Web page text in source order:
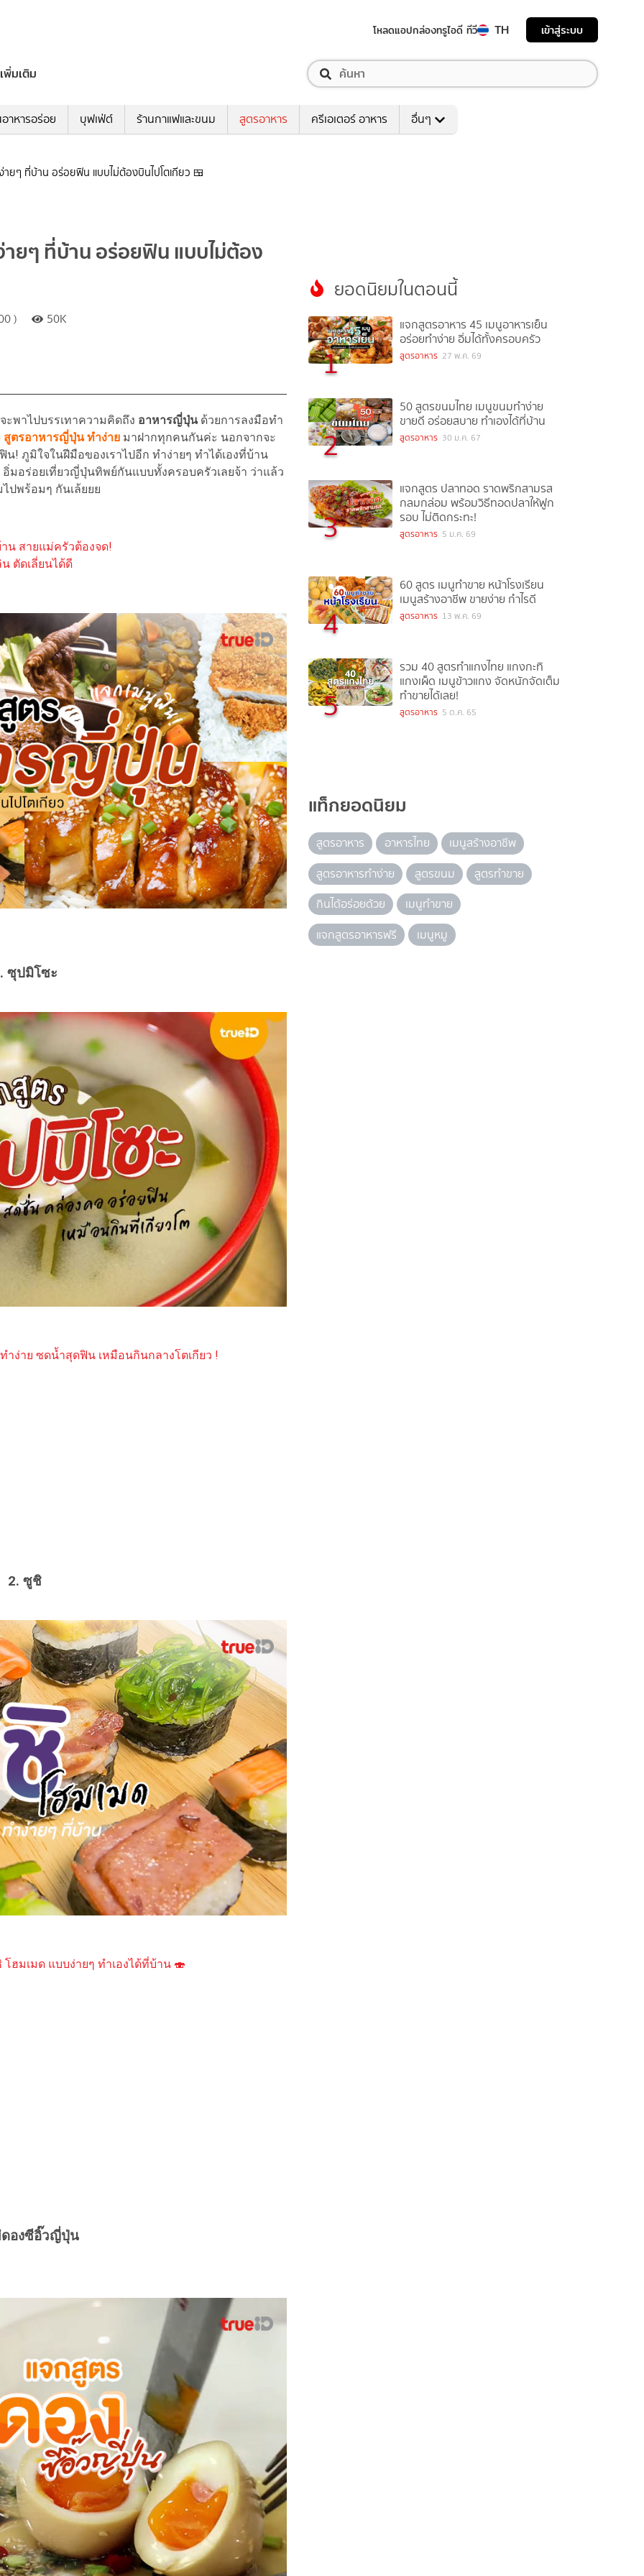
โหลดแอปกล่องทรูไอดี ทีวี TH เข้าสู่ระบบ
เพิ่มเติม
าหารอร่อย บุฟเฟ่ต์ ร้านกาแฟและขนม สูตรอาหาร ครีเอเตอร์ อาหาร อื่นๆ
ยๆ ที่บ้าน อร่อยฟิน แบบไม่ต้องบินไปโตเกียว 🍱
ยๆ ที่บ้าน อร่อยฟิน แบบไม่ต้อง
) 50K
าไปบรรเทาความคิดถึง อาหารญี่ปุ่นด้วยการลงมือทำ
สูตรอาหารญี่ปุ่น ทำง่าย มาฝากทุกคนกันค่ะ นอกจากจะ
! ภูมิใจในฝีมือของเราไปอีก ทำง่ายๆ ทำได้เองที่บ้าน
มอร่อยเที่ยวญี่ปุ่นทิพย์กันแบบทั้งครอบครัวเลยจ้า ว่าแล้ว
ปพร้อมๆ กันเล้ยยย
น สายแม่ครัวต้องจด!
น ตัดเลี่ยนได้ดี
ซุปมิโซะ
ำง่าย ซดน้ำสุดฟิน เหมือนกินกลางโตเกียว !
2. ซูชิ
ฮมเมด แบบง่ายๆ ทำเองได้ที่บ้าน 🍣
ดองซีอิ๊วญี่ปุ่น
ยอดนิยมในตอนนี้
1
แจกสูตรอาหาร 45 เมนูอาหารเย็น
อร่อยทำง่าย อิ่มได้ทั้งครอบครัว
สูตรอาหาร 27 พ.ค. 69
2
50 สูตรขนมไทย เมนูขนมทำง่าย
ขายดี อร่อยสบาย ทำเองได้ที่บ้าน
สูตรอาหาร 30 ม.ค. 67
3
แจกสูตร ปลาทอด ราดพริกสามรส
กลมกล่อม พร้อมวิธีทอดปลาให้ฟูก
รอบ ไม่ติดกระทะ!
สูตรอาหาร 5 ม.ค. 69
4
60 สูตร เมนูทำขาย หน้าโรงเรียน
เมนูสร้างอาชีพ ขายง่าย กำไรดี
สูตรอาหาร 13 พ.ค. 69
5
รวม 40 สูตรทำแกงไทย แกงกะทิ
แกงเผ็ด เมนูข้าวแกง จัดหนักจัดเต็ม
ทำขายได้เลย!
สูตรอาหาร 5 ต.ค. 65
แท็กยอดนิยม
สูตรอาหาร อาหารไทย
เมนูสร้างอาชีพ
สูตรอาหารทำง่าย
สูตรขนม
สูตรทำขาย
กินได้อร่อยด้วย
เมนูทำขาย
แจกสูตรอาหารฟรี
เมนูหมู